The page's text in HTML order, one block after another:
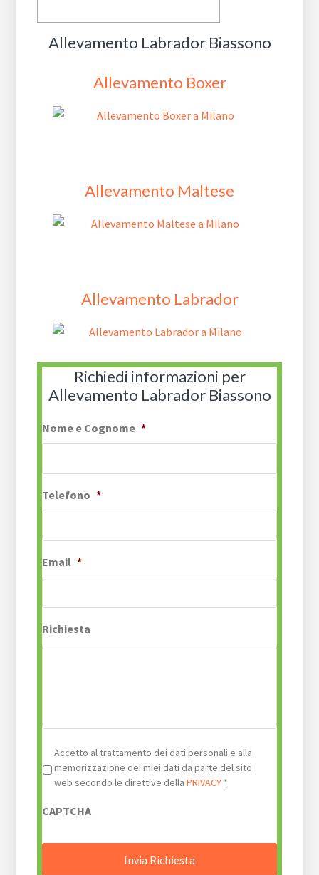
Allevamento Labrador Biassono
Allevamento Boxer
Allevamento Maltese
Allevamento Labrador
Richiedi informazioni per
Allevamento Labrador Biassono
Nome e Cognome *
Telefono *
Email *
Richiesta
Privacy *
Accetto al trattamento dei dati personali e alla
memorizzazione dei miei dati da parte del sito
web secondo le direttive dellaPRIVACY *
CAPTCHA